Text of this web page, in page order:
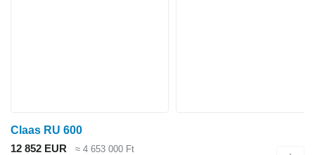
Claas RU 600
12 852 EUR
≈ 4 653 000 Ft